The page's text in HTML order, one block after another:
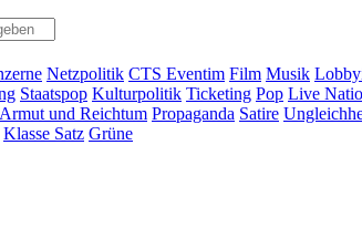
Netzpolitik CTS Eventim Film Musik
Staatspop Kulturpolitik Ticketing Pop Live
Armut und Reichtum Propaganda Satire
Klasse Satz Grüne